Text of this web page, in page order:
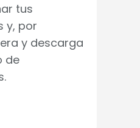
tus
y, por
y descarga
de